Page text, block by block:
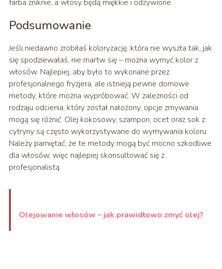
farba zniknie, a włosy będą miękkie i odżywione.
Podsumowanie
Jeśli niedawno zrobiłaś koloryzację, która nie wyszła tak, jak
się spodziewałaś, nie martw się – można wymyć kolor z
włosów. Najlepiej, aby było to wykonane przez
profesjonalnego fryzjera, ale istnieją pewne domowe
metody, które można wypróbować. W zależności od
rodzaju odcienia, który został nałożony, opcje zmywania
mogą się różnić. Olej kokosowy, szampon, ocet oraz sok z
cytryny są często wykorzystywane do wymywania koloru.
Należy pamiętać, że te metody mogą być mocno szkodliwe
dla włosów, więc najlepiej skonsultować się z
profesjonalistą.
Olejowanie włosów – jak prawidłowo zmyć olej?